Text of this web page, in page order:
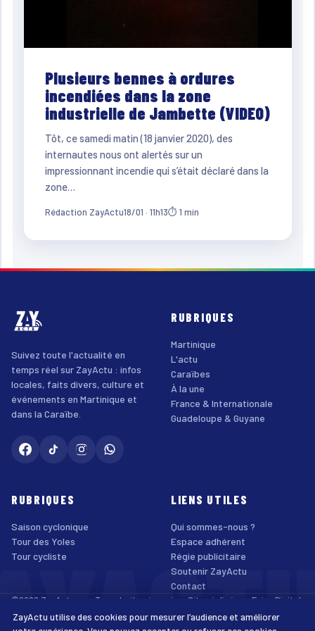
Plusieurs bennes à ordures
incendiées dans la zone
industrielle de Jambette (VIDEO)
Tôt, ce samedi matin (18 janvier 2020), des
internautes nous ont alertés sur un
impressionnant incendie qui s’était déclaré dans la
zone…
Rédaction ZayActu18/01 · 11h13⏱ 1 min
Suivez toute l'actualité en
temps réel sur ZayActu : infos
locales, faits divers, culture et
événements en Martinique et
dans la Caraïbe.
RUBRIQUES
Martinique
L'actu
Caraïbes
À la une
France & Internationale
Guadeloupe & Guyane
RUBRIQUES
Saison cyclonique
Tour des Yoles
Tour cycliste
LIENS UTILES
Qui sommes-nous ?
Espace adhérent
Régie publicitaire
Soutenir ZayActu
Contact
©2026 ZayActu.org. Tous droits réservés. · Site réalisé par Enjoy Digital
Agency
Mentions légales
Confidentialité Cookies Accessibilité
ZayActu utilise des cookies pour mesurer l’audience et améliorer